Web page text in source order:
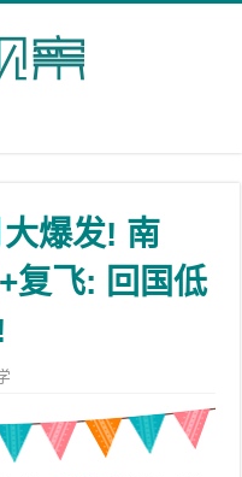
爆发! 南
复飞: 回国低